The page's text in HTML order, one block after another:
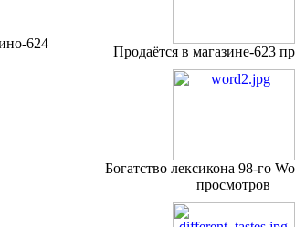
624
Продаётся в магазине-623
Богатство лексикона 98-го
просмотров